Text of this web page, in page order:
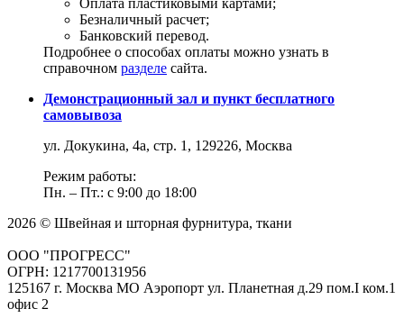
Оплата пластиковыми картами;
Безналичный расчет;
Банковский перевод.
Подробнее о способах оплаты можно узнать в
справочном разделе сайта.
Демонстрационный зал и пункт бесплатного
самовывоза
ул. Докукина, 4а, стр. 1, 129226, Москва
Режим работы:
Пн. – Пт.: с 9:00 до 18:00
2026 © Швейная и шторная фурнитура, ткани
ООО "ПРОГРЕСС"
ОГРН: 1217700131956
125167 г. Москва МО Аэропорт ул. Планетная д.29 пом.I ком.1
офис 2